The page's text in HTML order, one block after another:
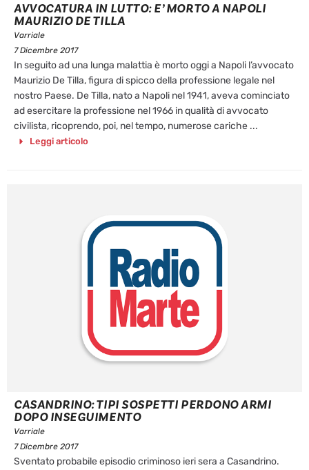
AVVOCATURA IN LUTTO: E’ MORTO A NAPOLI
MAURIZIO DE TILLA
Varriale
7 Dicembre 2017
In seguito ad una lunga malattia è morto oggi a Napoli l’avvocato
Maurizio De Tilla, figura di spicco della professione legale nel
nostro Paese. De Tilla, nato a Napoli nel 1941, aveva cominciato
ad esercitare la professione nel 1966 in qualità di avvocato
civilista, ricoprendo, poi, nel tempo, numerose cariche ...
Leggi articolo
CASANDRINO: TIPI SOSPETTI PERDONO ARMI
DOPO INSEGUIMENTO
Varriale
7 Dicembre 2017
Sventato probabile episodio criminoso ieri sera a Casandrino.